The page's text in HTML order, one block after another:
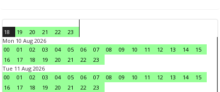
18 19 20 21 22
23
Mon 10 Aug 2026
00
01 02 03 04 05 06 07 08 09 10 11 12 13 14
15
16
17 18 19 20 21 22
23
Tue 11 Aug 2026
00
01 02 03 04 05 06 07 08 09 10 11 12 13 14
15
16
17 18 19 20 21 22
23